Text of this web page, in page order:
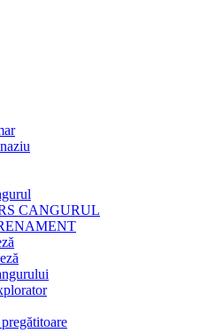
CANGURUL